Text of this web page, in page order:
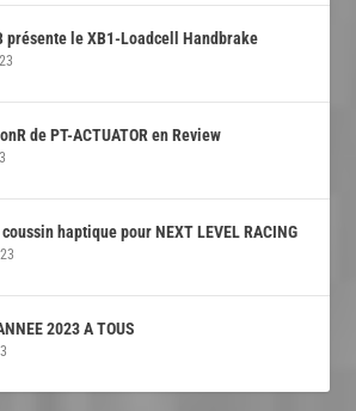
présente le XB1-Loadcell Handbrake
de PT-ACTUATOR en Review
haptique pour NEXT LEVEL RACING
2023 A TOUS